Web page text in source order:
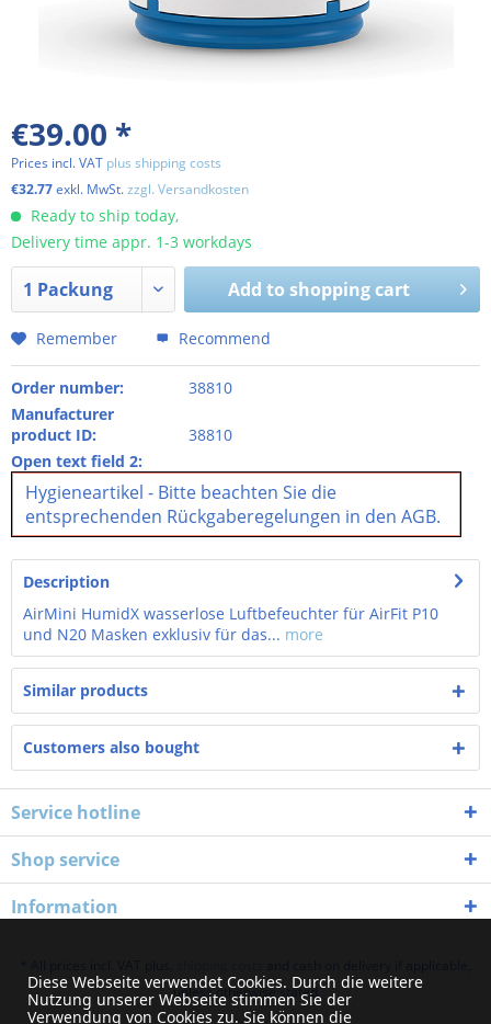
€39.00 *
Prices incl. VAT plus shipping costs
€32.77exkl. MwSt.zzgl. Versandkosten
Ready to ship today,
Delivery time appr. 1-3 workdays
Add to shopping cart
Remember Recommend
Order number:
38810
Manufacturer
product ID:
38810
Open text field 2:
Hygieneartikel - Bitte beachten Sie die
entsprechenden Rückgaberegelungen in den AGB.
Description
AirMini HumidX wasserlose Luftbefeuchter für AirFit P10
und N20 Masken exklusiv für das... more
Similar products
Customers also bought
Service hotline
Shop service
Information
unless otherwise stated
Diese Webseite verwendet Cookies. Durch die weitere
Nutzung unserer Webseite stimmen Sie der
Verwendung von Cookies zu. Sie können die